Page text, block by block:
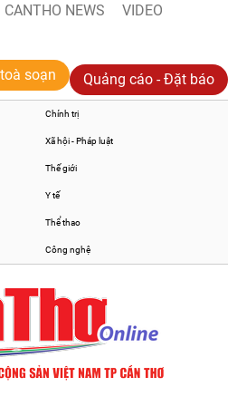
CANTHO NEWS
VIDEO
soạn Quảng cáo - Đặt báo
Chính trị
Xã hội - Pháp luật
Thế giới
Y tế
Thể thao
Công nghệ